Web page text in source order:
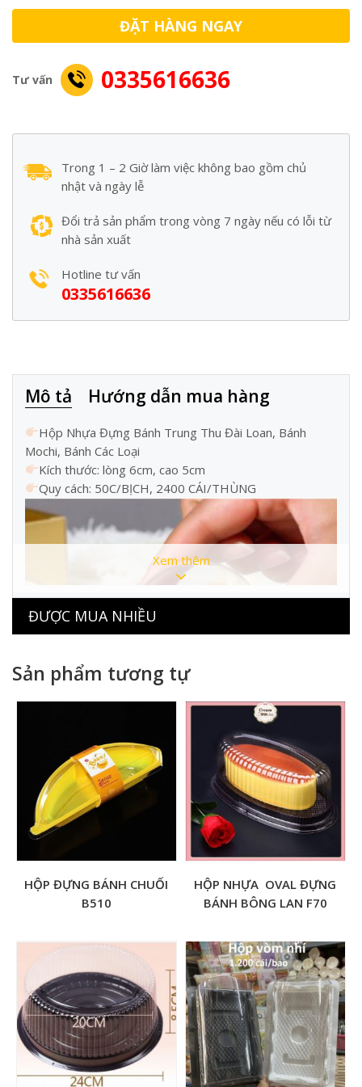
ĐẶT HÀNG NGAY
Tư vấn 0335616636
Trong 1 – 2 Giờ làm việc không bao gồm chủ
nhật và ngày lễ
Đổi trả sản phẩm trong vòng 7 ngày nếu có lỗi từ
nhà sản xuất
Hotline tư vấn
0335616636
Mô tả Hướng dẫn mua hàng
Hộp Nhựa Đựng Bánh Trung Thu Đài Loan, Bánh
Mochi, Bánh Các Loại
Kích thước: lòng 6cm, cao 5cm
Quy cách: 50C/BỊCH, 2400 CÁI/THÙNG
Xem thêm
ĐƯỢC MUA NHIỀU
Sản phẩm tương tự
HỘP ĐỰNG BÁNH CHUỐI
B510
HỘP NHỰA OVAL ĐỰNG
BÁNH BÔNG LAN F70